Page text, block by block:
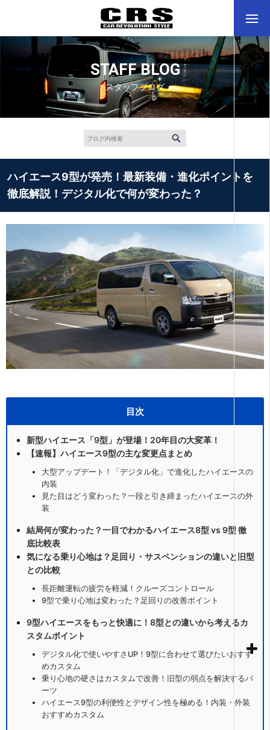
STAFF BLOG
スタッフブログ
ハイエース9型が発売！最新装備・進化ポイントを
徹底解説！デジタル化で何が変わった？
目次
新型ハイエース「9型」が登場！20年目の大変革！
【速報】ハイエース9型の主な変更点まとめ
大型アップデート！「デジタル化」で進化したハイエースの
内装
見た目はどう変わった？一段と引き締まったハイエースの外
装
結局何が変わった？一目でわかるハイエース8型 vs 9型 徹
底比較表
気になる乗り心地は？足回り・サスペンションの違いと旧型
との比較
長距離運転の疲労を軽減！クルーズコントロール
9型で乗り心地は変わった？足回りの改善ポイント
9型ハイエースをもっと快適に！8型との違いから考えるカ
スタムポイント
デジタル化で使いやすさUP！9型に合わせて選びたいおすす
めカスタム
乗り心地の硬さはカスタムで改善！旧型の弱点を解決するパ
ーツ
ハイエース9型の利便性とデザイン性を極める！内装・外装
おすすめカスタム